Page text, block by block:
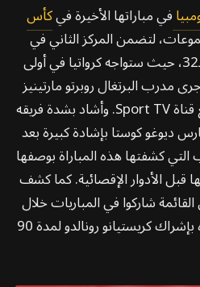
في مباراتها الأخيرة فيكأس
لتضمن المركز الثاني في
المجموعة والتأهل إلى دور الـ32، حيث ستواجه كرواتيا في أولى
مدرب البرتغال روبرتو مارتينيز
مقابلة سريعة بعد المباراة مع قناة Sport TV. وأشاد بشدة فريقه
ديوغو كوستا بإشادة كبيرة بعد
التي كشفتها هذه المباراة بوصفها
الأدوار الإقصائية. كما كشف
لاعبًا من أصل 26 في القائمة شاركوا في المباريات خلال
دور المجموعات، وشرح قراره بإشراك كريستيانو رونالدو لمدة 90